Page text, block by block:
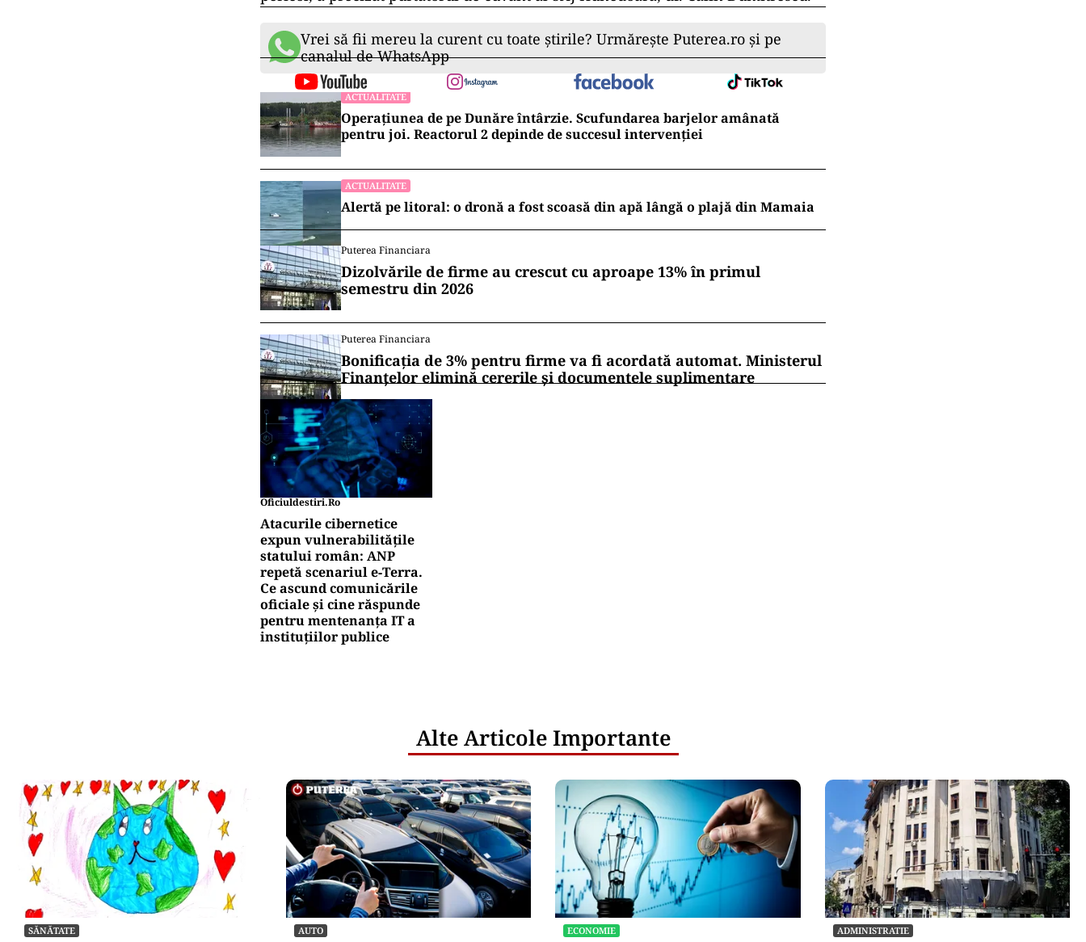
Vrei să fii mereu la curent cu toate știrile? Urmărește Puterea.ro și pe
canalul de WhatsApp
ACTUALITATE
Operațiunea de pe Dunăre întârzie. Scufundarea barjelor amânată
pentru joi. Reactorul 2 depinde de succesul intervenției
ACTUALITATE
Alertă pe litoral: o dronă a fost scoasă din apă lângă o plajă din Mamaia
Puterea Financiara
Dizolvările de firme au crescut cu aproape 13% în primul
semestru din 2026
Puterea Financiara
Bonificația de 3% pentru firme va fi acordată automat. Ministerul
Finanțelor elimină cererile și documentele suplimentare
Oficiuldestiri.ro
Atacurile cibernetice
expun vulnerabilitățile
statului român: ANP
repetă scenariul e‑Terra.
Ce ascund comunicările
oficiale și cine răspunde
pentru mentenanța IT a
instituțiilor publice
Alte Articole Importante
SĂNĂTATE AUTO ECONOMIE ADMINISTRATIE